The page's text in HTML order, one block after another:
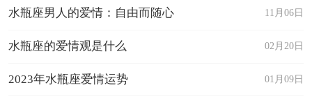
11月06日
水瓶座男人的爱情：自由而随心
02月20日
水瓶座的爱情观是什么
01月09日
2023年水瓶座爱情运势